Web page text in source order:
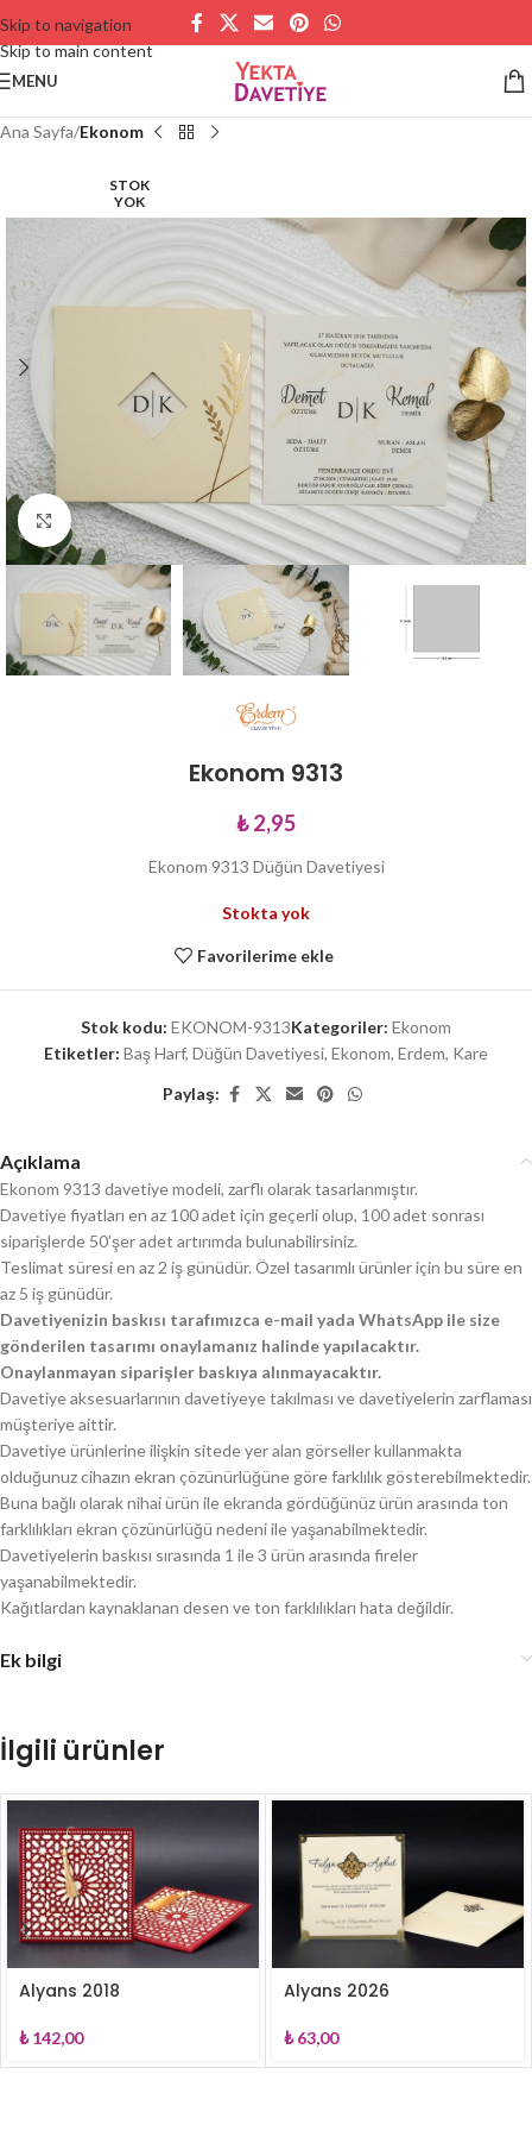
Skip to navigation
Skip to main content
MENU
Ana Sayfa Ekonom
STOK
YOK
Büyütmek için tıklayın
Ekonom 9313
₺2,95
Ekonom 9313 Düğün Davetiyesi
Stokta yok
Favorilerime ekle
Stok kodu: EKONOM-9313Kategoriler: Ekonom
Etiketler: Baş Harf, Düğün Davetiyesi, Ekonom, Erdem, Kare
Paylaş:
Açıklama
Ekonom 9313 davetiye modeli, zarflı olarak tasarlanmıştır.
Davetiye fiyatları en az 100 adet için geçerli olup, 100 adet sonrası
siparişlerde 50’şer adet artırımda bulunabilirsiniz.
Teslimat süresi en az 2 iş günüdür. Özel tasarımlı ürünler için bu süre en
az 5 iş günüdür.
Davetiyenizin baskısı tarafımızca e-mail yada WhatsApp ile size
gönderilen tasarımı onaylamanız halinde yapılacaktır.
Onaylanmayan siparişler baskıya alınmayacaktır.
Davetiye aksesuarlarının davetiyeye takılması ve davetiyelerin zarflaması
müşteriye aittir.
Davetiye ürünlerine ilişkin sitede yer alan görseller kullanmakta
olduğunuz cihazın ekran çözünürlüğüne göre farklılık gösterebilmektedir.
Buna bağlı olarak nihai ürün ile ekranda gördüğünüz ürün arasında ton
farklılıkları ekran çözünürlüğü nedeni ile yaşanabilmektedir.
Davetiyelerin baskısı sırasında 1 ile 3 ürün arasında fireler
yaşanabilmektedir.
Kağıtlardan kaynaklanan desen ve ton farklılıkları hata değildir.
Ek bilgi
İlgili ürünler
Alyans 2018
₺142,00
Alyans 2026
₺63,00